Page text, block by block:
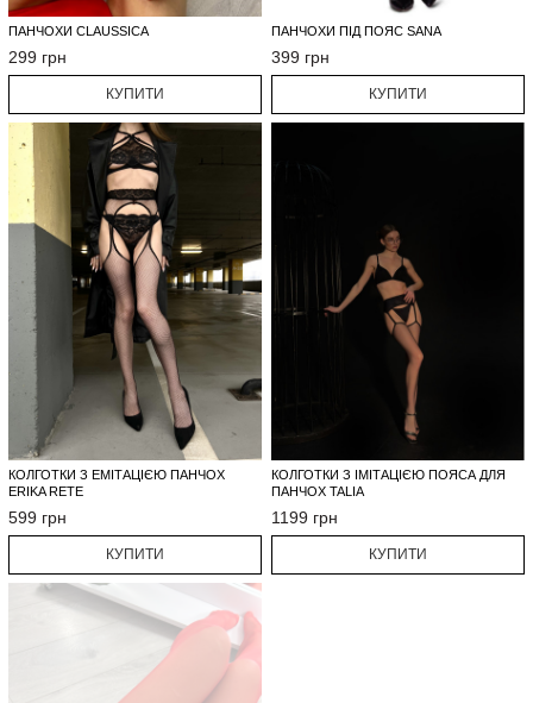
ПАНЧОХИ CLAUSSICA
299 грн
КУПИТИ
ПАНЧОХИ ПІД ПОЯС SANA
399 грн
КУПИТИ
КОЛГОТКИ З ЕМІТАЦІЄЮ ПАНЧОХ
ERIKA RETE
599 грн
КУПИТИ
КОЛГОТКИ З ІМІТАЦІЄЮ ПОЯСА ДЛЯ
ПАНЧОХ TALIA
1199 грн
КУПИТИ